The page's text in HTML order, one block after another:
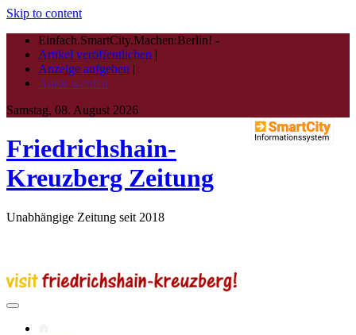
Skip to content
Einfach.SmartCity.Machen:Berlin! -
Artikel veröffentlichen |
Anzeige aufgeben |
Autor werden
Samstag, 08. August 2026
Friedrichshain-
Kreuzberg Zeitung
Unabhängige Zeitung seit 2018